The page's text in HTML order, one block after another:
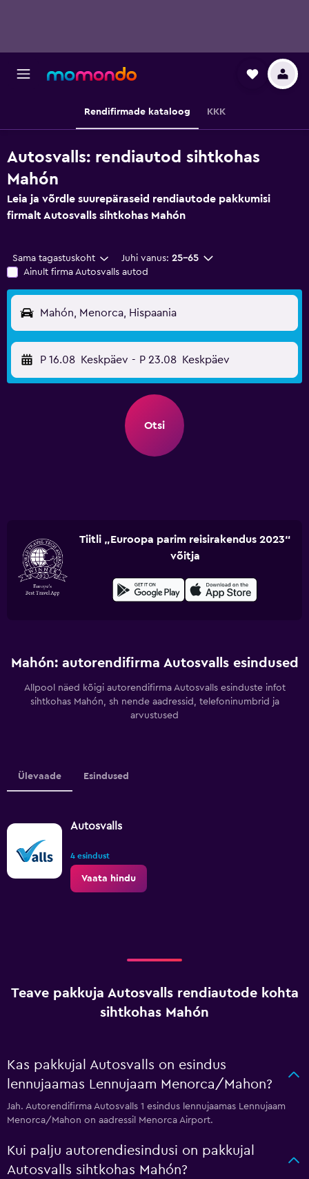
Rendifirmade kataloog KKK
Autosvalls: rendiautod sihtkohas
Mahón
Leia ja võrdle suurepäraseid rendiautode pakkumisi
firmalt Autosvalls sihtkohas Mahón
Sama tagastuskoht Juhi vanus: 25–65
Ainult firma Autosvalls autod
Mahón, Menorca, Hispaania
P 16.08 Keskpäev - P 23.08 Keskpäev
Otsi
Tiitli „Euroopa parim reisirakendus 2023“
võitja
Mahón: autorendifirma Autosvalls esindused
Allpool näed kõigi autorendifirma Autosvalls esinduste infot
sihtkohas Mahón, sh nende aadressid, telefoninumbrid ja
arvustused
Ülevaade Esindused
Autosvalls
4 esindust
Vaata hindu
Teave pakkuja Autosvalls rendiautode kohta
sihtkohas Mahón
Kas pakkujal Autosvalls on esindus
lennujaamas Lennujaam Menorca/Mahon?
Jah. Autorendifirma Autosvalls 1 esindus lennujaamas Lennujaam
Menorca/Mahon on aadressil Menorca Airport.
Kui palju autorendiesindusi on pakkujal
Autosvalls sihtkohas Mahón?